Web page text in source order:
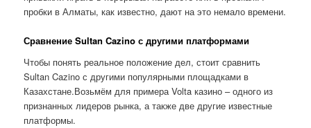
пробки в Алматы, как известно, дают на это немало времени.
Сравнение Sultan Cazino с другими платформами
Чтобы понять реальное положение дел, стоит сравнить
Sultan Cazino с другими популярными площадками в
Казахстане.Возьмём для примера Volta казино – одного из
признанных лидеров рынка, а также две другие известные
платформы.